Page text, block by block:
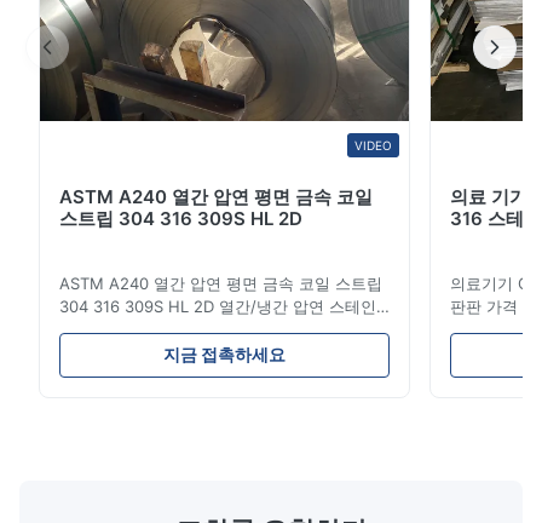
VIDEO
ASTM A240 열간 압연 평면 금속 코일
스트립 304 316 309S HL 2D
ASTM A240 열간 압연 평면 금속 코일 스트립
304 316 309S HL 2D 열간/냉간 압연 스테인
리스 스틸 코일 스트립 304 316 309S 310
310S 316L 321 ASTM A240 제품 사양 제품명
스테인리스 스틸 코일 / 스트립 사양 두께: 열간
지금 접촉하세요
의료 기기
316 스테
의료기기 Cr
판판 가격
인레스 스
합금 요소로